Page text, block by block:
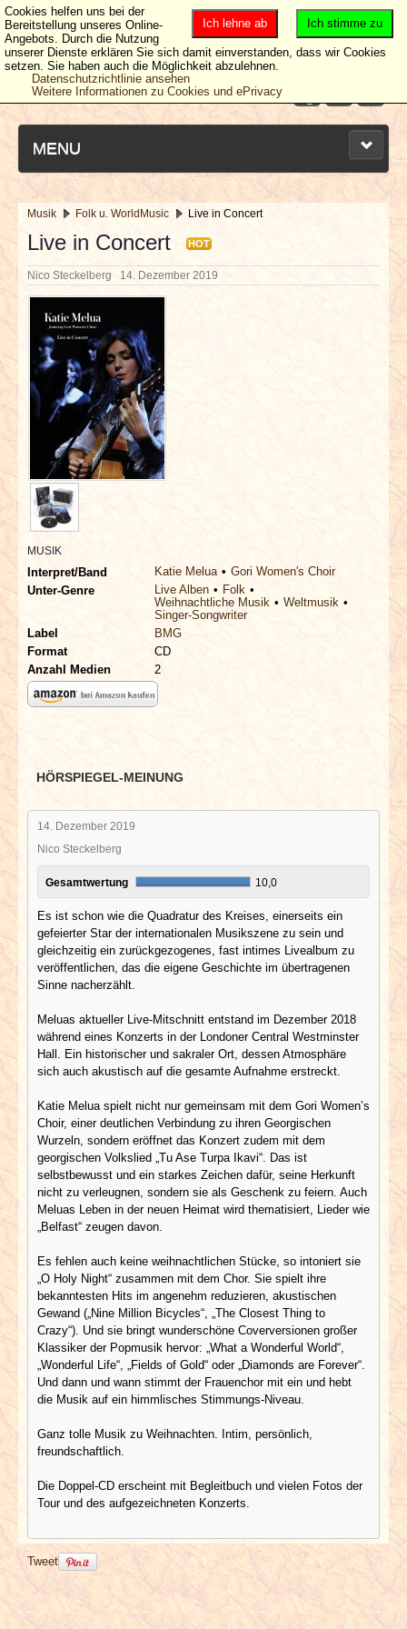
MENU
NEUESTE ARTIKEL
NEWS & DATES
BERICHTE
VERLOSUNGEN
INTERVIEWS
SPECIALS
REDAKTION
LINKS
Musik Folk u. WorldMusic Live in Concert
Live in Concert HOT
Nico Steckelberg 14. Dezember 2019
MUSIK
Interpret/Band Katie Melua
Gori Women's Choir
Unter-Genre
Live Alben
Folk
Weihnachtliche Musik
Weltmusik
Singer-Songwriter
Label
BMG
Format
CD
Anzahl Medien
2
HÖRSPIEGEL-MEINUNG
14. Dezember 2019
Nico Steckelberg
Gesamtwertung 10,0
Es ist schon wie die Quadratur des Kreises, einerseits ein
gefeierter Star der internationalen Musikszene zu sein und
gleichzeitig ein zurückgezogenes, fast intimes Livealbum zu
veröffentlichen, das die eigene Geschichte im übertragenen
Sinne nacherzählt.
Meluas aktueller Live-Mitschnitt entstand im Dezember 2018
während eines Konzerts in der Londoner Central Westminster
Hall. Ein historischer und sakraler Ort, dessen Atmosphäre
sich auch akustisch auf die gesamte Aufnahme erstreckt.
Katie Melua spielt nicht nur gemeinsam mit dem Gori Women’s
Choir, einer deutlichen Verbindung zu ihren Georgischen
Wurzeln, sondern eröffnet das Konzert zudem mit dem
georgischen Volkslied „Tu Ase Turpa Ikavi“. Das ist
selbstbewusst und ein starkes Zeichen dafür, seine Herkunft
nicht zu verleugnen, sondern sie als Geschenk zu feiern. Auch
Meluas Leben in der neuen Heimat wird thematisiert, Lieder wie
„Belfast“ zeugen davon.
Es fehlen auch keine weihnachtlichen Stücke, so intoniert sie
„O Holy Night“ zusammen mit dem Chor. Sie spielt ihre
bekanntesten Hits im angenehm reduzieren, akustischen
Gewand („Nine Million Bicycles“, „The Closest Thing to
Crazy“). Und sie bringt wunderschöne Coverversionen großer
Klassiker der Popmusik hervor: „What a Wonderful World“,
„Wonderful Life“, „Fields of Gold“ oder „Diamonds are Forever“.
Und dann und wann stimmt der Frauenchor mit ein und hebt
die Musik auf ein himmlisches Stimmungs-Niveau.
Ganz tolle Musik zu Weihnachten. Intim, persönlich,
freundschaftlich.
Die Doppel-CD erscheint mit Begleitbuch und vielen Fotos der
Tour und des aufgezeichneten Konzerts.
Tweet
Ich stimme zu
Ich lehne ab
Cookies helfen uns bei der
Bereitstellung unseres Online-
Angebots. Durch die Nutzung
unserer Dienste erklären Sie sich damit einverstanden, dass wir Cookies
setzen. Sie haben auch die Möglichkeit abzulehnen.
Datenschutzrichtlinie ansehen
Weitere Informationen zu Cookies und ePrivacy